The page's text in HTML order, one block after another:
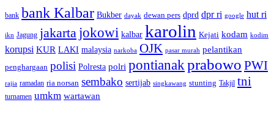
bank bank Kalbar Bukber dayak dewan pers dprd dpr ri google hut ri
ikn Jagung jakarta jokowi kalbar karolin Kejati kodam kodim
korupsi KUR LAKI malaysia narkoba OJK pasar murah pelantikan
penghargaan polisi Polresta polri pontianakprabowo PWI
rajia ramadan ria norsan sembako sertijab singkawang stunting Takjil tni
turnamen umkm wartawan